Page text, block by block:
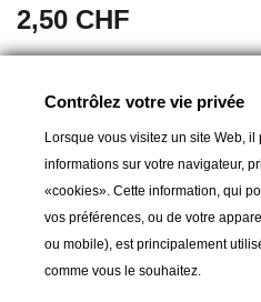
2,50 CHF
Ajouter au
Livrable et disponible en
Partager
Contrôlez votre vie privée
Lorsque vous visitez un site Web,
informations sur votre navigateur,
«cookies». Cette information, qui
vos préférences, ou de votre
ou mobile), est principalement
comme vous le souhaitez.